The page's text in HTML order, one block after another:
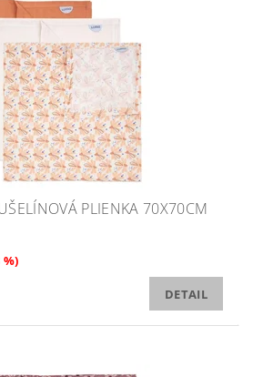
PLIENKA 70X70CM
%)
DETAIL